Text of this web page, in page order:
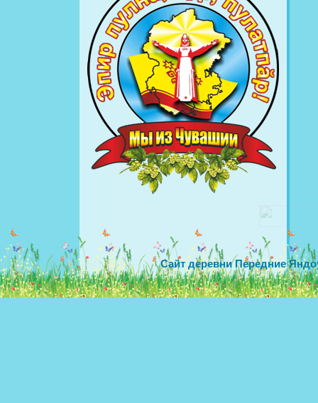
Сайт деревни Передние